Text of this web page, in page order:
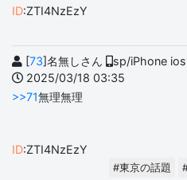
ID:ZTI4NzEzY
[73]名無しさん
sp/iPhone
2025/03/18 03:35
>>71無理無理
ID:ZTI4NzEzY
#東京の話題